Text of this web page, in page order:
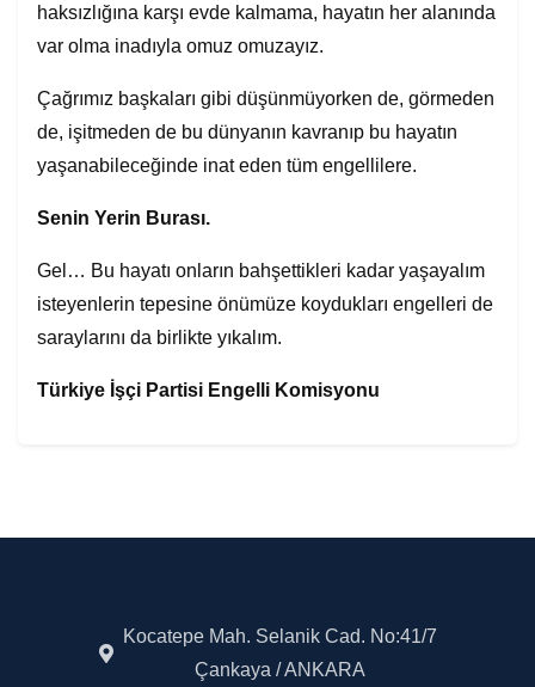
haksızlığına karşı evde kalmama, hayatın her alanında
var olma inadıyla omuz omuzayız.
Çağrımız başkaları gibi düşünmüyorken de, görmeden
de, işitmeden de bu dünyanın kavranıp bu hayatın
yaşanabileceğinde inat eden tüm engellilere.
Senin Yerin Burası.
Gel… Bu hayatı onların bahşettikleri kadar yaşayalım
isteyenlerin tepesine önümüze koydukları engelleri de
saraylarını da birlikte yıkalım.
Türkiye İşçi Partisi Engelli Komisyonu
Kocatepe Mah. Selanik Cad. No:41/7
Çankaya / ANKARA